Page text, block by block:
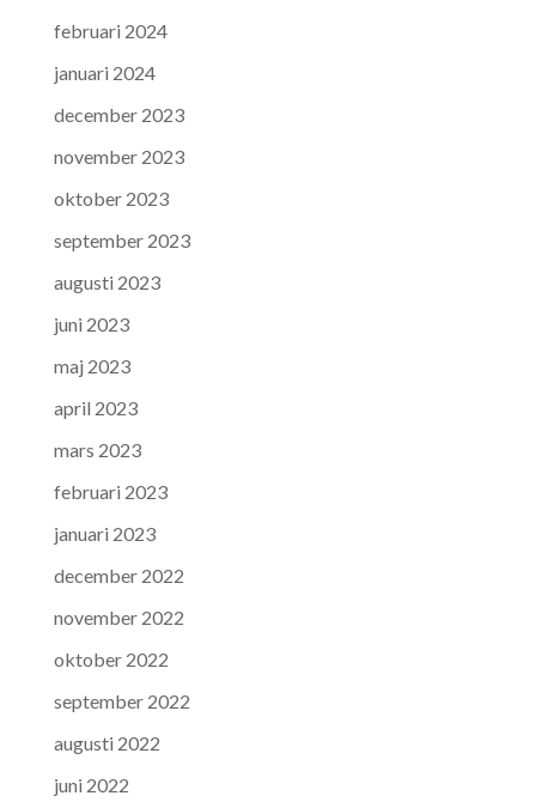
februari 2024
januari 2024
december 2023
november 2023
oktober 2023
september 2023
augusti 2023
juni 2023
maj 2023
april 2023
mars 2023
februari 2023
januari 2023
december 2022
november 2022
oktober 2022
september 2022
augusti 2022
juni 2022